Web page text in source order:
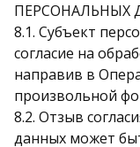
ПЕРСОНАЛЬНЫХ
8.1. Субъект
согласие на
направив в
произвольной
8.2. Отзыв
данных может